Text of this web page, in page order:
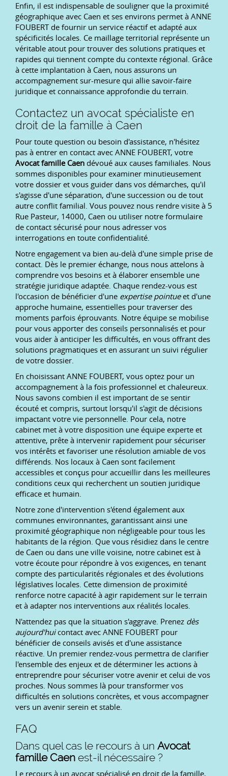
Enfin, il est indispensable de souligner que la proximité
géographique avec Caen et ses environs permet à ANNE
FOUBERT de fournir un service réactif et adapté aux
spécificités locales. Ce maillage territorial représente un
véritable atout pour trouver des solutions pratiques et
rapides qui tiennent compte du contexte régional. Grâce
à cette implantation à Caen, nous assurons un
accompagnement sur-mesure qui allie savoir-faire
juridique et connaissance approfondie du terrain.
Contactez un avocat spécialiste en
droit de la famille à Caen
Pour toute question ou besoin d'assistance, n'hésitez
pas à entrer en contact avec ANNE FOUBERT, votre
Avocat famille Caen dévoué aux causes familiales. Nous
sommes disponibles pour examiner minutieusement
votre dossier et vous guider dans vos démarches, qu'il
s'agisse d'une séparation, d'une succession ou de tout
autre conflit familial. Vous pouvez nous rendre visite à 5
Rue Pasteur, 14000, Caen ou utiliser notre formulaire
de contact sécurisé pour nous adresser vos
interrogations en toute confidentialité.
Notre engagement va bien au-delà d'une simple prise de
contact. Dès le premier échange, nous nous attelons à
comprendre vos besoins et à élaborer ensemble une
stratégie juridique adaptée. Chaque rendez-vous est
l'occasion de bénéficier d'une expertise pointueet d'une
approche humaine, essentielles pour traverser des
moments parfois éprouvants. Notre équipe se mobilise
pour vous apporter des conseils personnalisés et pour
vous aider à anticiper les difficultés, en vous offrant des
solutions pragmatiques et en assurant un suivi régulier
de votre dossier.
En choisissant ANNE FOUBERT, vous optez pour un
accompagnement à la fois professionnel et chaleureux.
Nous savons combien il est important de se sentir
écouté et compris, surtout lorsqu'il s'agit de décisions
impactant votre vie personnelle. Pour cela, notre
cabinet met à votre disposition une équipe experte et
attentive, prête à intervenir rapidement pour sécuriser
vos intérêts et favoriser une résolution amiable de vos
différends. Nos locaux à Caen sont facilement
accessibles et conçus pour accueillir dans les meilleures
conditions ceux qui recherchent un soutien juridique
efficace et humain.
Notre zone d'intervention s'étend également aux
communes environnantes, garantissant ainsi une
proximité géographique non négligeable pour tous les
habitants de la région. Que vous résidiez dans le centre
de Caen ou dans une ville voisine, notre cabinet est à
votre écoute pour répondre à vos exigences, en tenant
compte des particularités régionales et des évolutions
législatives locales. Cette dimension de proximité
renforce notre capacité à agir rapidement sur le terrain
et à adapter nos interventions aux réalités locales.
N'attendez pas que la situation s'aggrave. Prenez dès
aujourd'huicontact avec ANNE FOUBERT pour
bénéficier de conseils avisés et d'une assistance
réactive. Un premier rendez-vous permettra de clarifier
l'ensemble des enjeux et de déterminer les actions à
entreprendre pour sécuriser votre avenir et celui de vos
proches. Nous sommes là pour transformer vos
difficultés en solutions concrètes, et vous accompagner
vers un avenir serein et stable.
FAQ
Dans quel cas le recours à un Avocat
famille Caen est-il nécessaire ?
Le recours à un avocat spécialisé en droit de la famille,